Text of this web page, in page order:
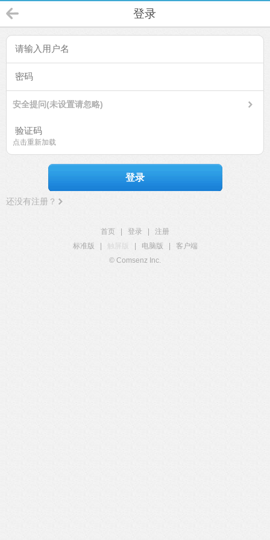
登录
安全提问(未设置请忽略)
点击重新加载
登录
还没有注册？
首页 登录
注册
标准版
触屏版 电脑版
客户端
© Comsenz Inc.